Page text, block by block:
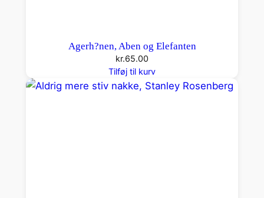
Agerh?nen, Aben og Elefanten
kr.65.00
Tilføj til kurv